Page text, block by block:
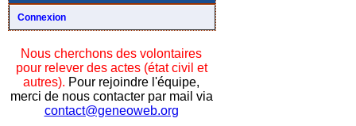
Connexion
Nous cherchons des volontaires
pour relever des actes (état civil et
autres). Pour rejoindre l'équipe,
merci de nous contacter par mail via
contact@geneoweb.org